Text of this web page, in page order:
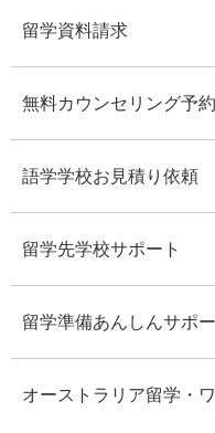
留学資料請求
無料カウンセリング予約
語学学校お見積り依頼
留学先学校サポート
留学準備あんしんサポ
オーストラリア留学・